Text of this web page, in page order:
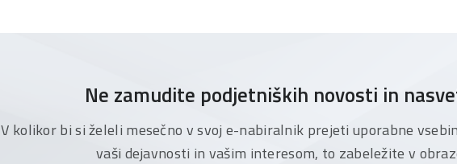
Ne zamudite podjetniških novosti in
V kolikor bi si želeli mesečno v svoj e-nabiralnik prejeti uporabne
vaši dejavnosti in vašim interesom, to zabeležite v